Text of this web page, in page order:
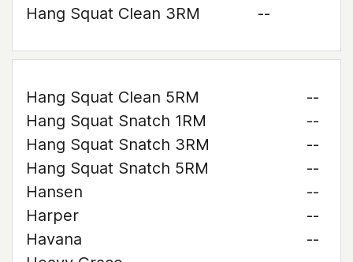
Hang Squat Clean 3RM
--
Hang Squat Clean 5RM
--
Hang Squat Snatch 1RM
--
Hang Squat Snatch 3RM
--
Hang Squat Snatch 5RM
--
Hansen
--
Harper
--
Havana
--